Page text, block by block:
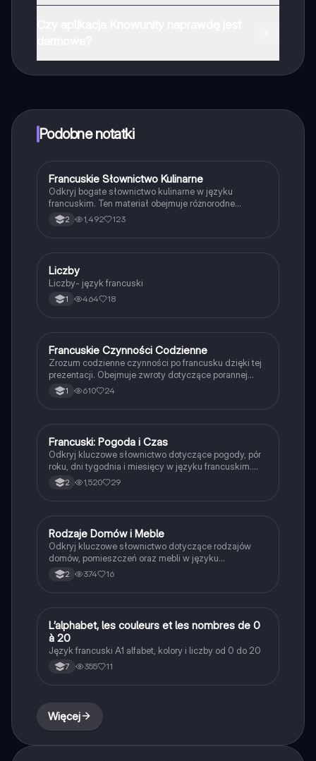
które również możesz otrzymać za darmo. Dodatkowo
oferujemy usługę Knowunity Premium, która pozwala
Podobne notatki
Język francuski
Francuskie Słownictwo Kulinarne
Odkryj bogate słownictwo kulinarne w języku
francuskim. Ten materiał obejmuje różnorodne
kategorie jedzenia, w tym pieczywo, mięso, nabiał,
ryby oraz owoce i warzywa. Idealny do nauki słówek
2 1,492 123
Język francuski
Liczby
Liczby- język francuski
1 464 18
Język francuski
Francuskie Czynności Codzienne
Zrozum codzienne czynności po francusku dzięki tej
prezentacji. Obejmuje zwroty dotyczące porannej
toalety, posiłków oraz aktywności w szkole i pracy.
Idealne dla uczniów szkół średnich, którzy chcą
1 610 24
Język francuski
Francuski: Pogoda i Czas
Odkryj kluczowe słownictwo dotyczące pogody, pór
roku, dni tygodnia i miesięcy w języku francuskim.
Ten materiał edukacyjny zawiera praktyczne zwroty i
pytania, które pomogą Ci w codziennej komunikacji.
2 1,520 29
Język francuski
Rodzaje Domów i Meble
Odkryj kluczowe słownictwo dotyczące rodzajów
domów, pomieszczeń oraz mebli w języku
francuskim. Dowiedz się, jak opisać adresy, cechy
domów oraz umiejscowienie. Idealne dla uczniów
2 374 16
Język francuski
L’alphabet, les couleurs et les nombres de 0
à 20
Język francuski A1 alfabet, kolory i liczby od 0 do 20
7 355 11
Więcej